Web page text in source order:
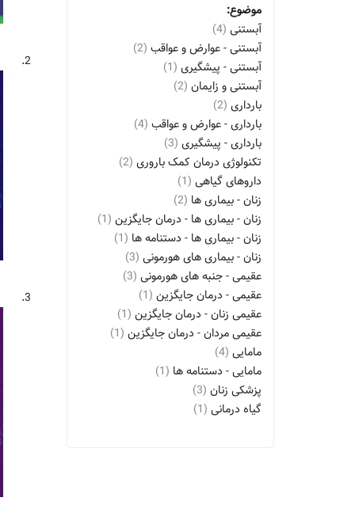
موضوع:
آبستنی (4)
آبستنی - عوارض و عواقب (2)
آبستنی - پیشگیری (1)
آبستنی و زایمان (2)
بارداری (2)
بارداری - عوارض و عواقب (4)
بارداری - پیشگیری (3)
تکنولوژی درمان کمک باروری (2)
داروهای گیاهی (1)
زنان - بیماری ها (2)
زنان - بیماری ها - درمان جایگزین (1)
زنان - بیماری ها - دستنامه ها (1)
زنان - بیماری های هورمونی (3)
عقیمی - جنبه های هورمونی (3)
عقیمی - درمان جایگزین (1)
عقیمی زنان - درمان جایگزین (1)
عقیمی مردان - درمان جایگزین (1)
مامایی (4)
مامایی - دستنامه ها (1)
پزشکی زنان (3)
گیاه درمانی (1)
2.
3.